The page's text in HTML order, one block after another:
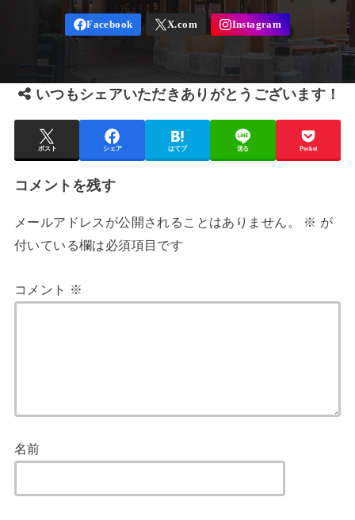
いつもシェアいただきありがとうございます！
ポスト シェア はてブ 送る Pocket
コメントを残す
メールアドレスが公開されることはありません。 ※ が
付いている欄は必須項目です
コメント ※
名前